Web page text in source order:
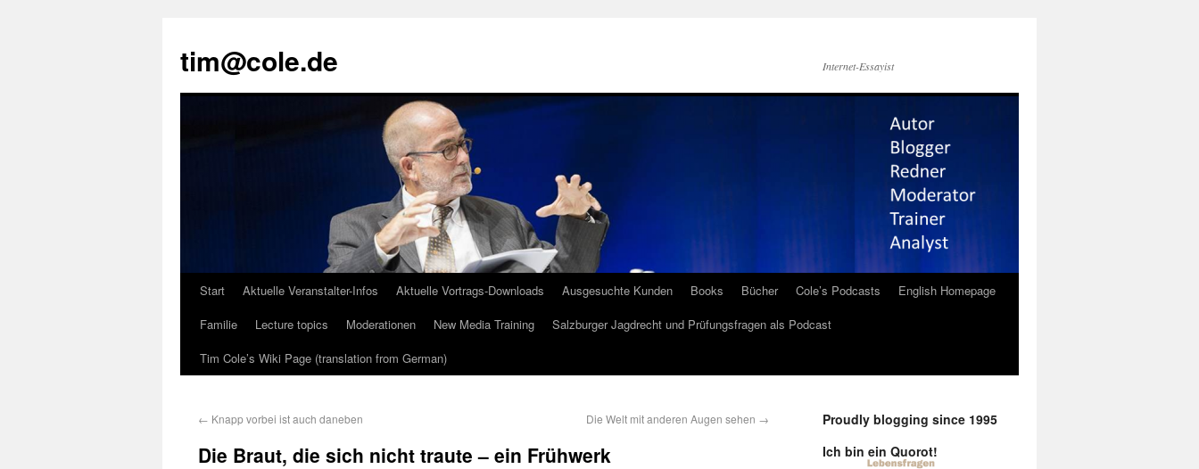
tim@cole.de Internet-Essayist
Start Aktuelle Veranstalter-Infos Aktuelle Vortrags-Downloads Ausgesuchte Kunden Books Bücher Cole’s Podcasts
English Homepage
Familie
Lecture topics Moderationen New Media Training
Salzburger Jagdrecht und Prüfungsfragen als Podcast
Tim Cole’s Wiki Page (translation from German)
← Knapp vorbei ist auch daneben Die Welt mit anderen Augen sehen →
Die Braut, die sich nicht traute – ein Frühwerk
Proudly blogging since 1995
Ich bin ein Quorot!